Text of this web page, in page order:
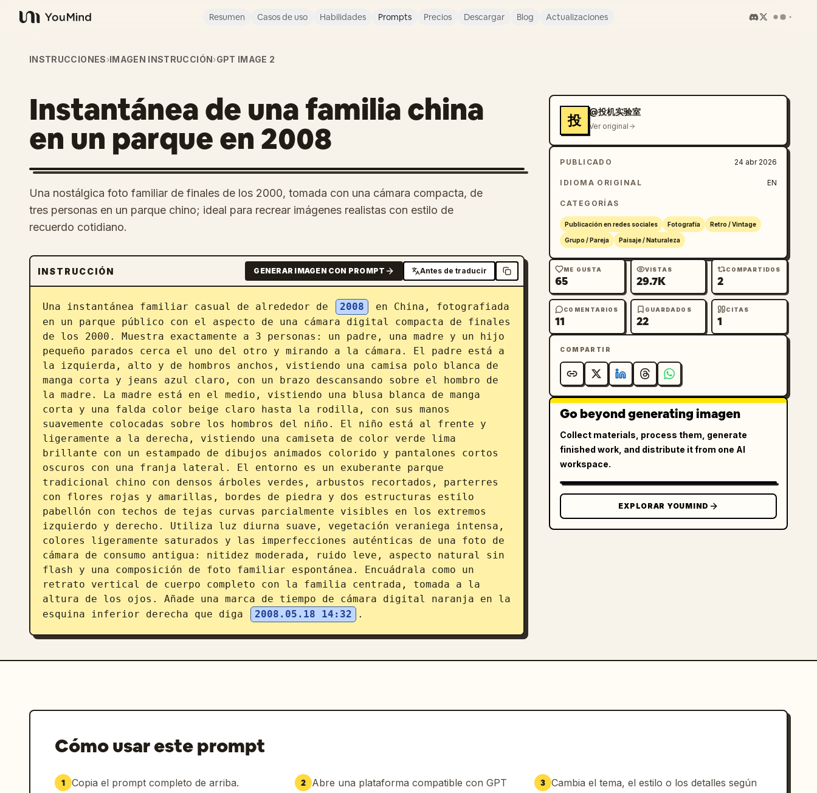
YouMind
Resumen Casos de uso Habilidades Prompts Precios Descargar Blog Actualizaciones
INSTRUCCIONES›IMAGEN INSTRUCCIÓN›GPT IMAGE 2
Instantánea de una familia china
en un parque en 2008
Una nostálgica foto familiar de finales de los 2000, tomada con una cámara compacta, de
tres personas en un parque chino; ideal para recrear imágenes realistas con estilo de
recuerdo cotidiano.
INSTRUCCIÓN GENERAR IMAGEN CON PROMPT Antes de traducir
Una instantánea familiar casual de alrededor de 2008
en China, fotografiada
en un parque público con el aspecto de una cámara digital compacta de finales
de los 2000. Muestra exactamente a 3 personas: un padre, una madre y un hijo
pequeño parados cerca el uno del otro y mirando a la cámara. El padre está a
la izquierda, alto y de hombros anchos, vistiendo una camisa polo blanca de
manga corta y jeans azul claro, con un brazo descansando sobre el hombro de
la madre. La madre está en el medio, vistiendo una blusa blanca de manga
corta y una falda color beige claro hasta la rodilla, con sus manos
suavemente colocadas sobre los hombros del niño. El niño está al frente y
ligeramente a la derecha, vistiendo una camiseta de color verde lima
brillante con un estampado de dibujos animados colorido y pantalones cortos
oscuros con una franja lateral. El entorno es un exuberante parque
tradicional chino con densos árboles verdes, arbustos recortados, parterres
con flores rojas y amarillas, bordes de piedra y dos estructuras estilo
pabellón con techos de tejas curvas parcialmente visibles en los extremos
izquierdo y derecho. Utiliza luz diurna suave, vegetación veraniega intensa,
colores ligeramente saturados y las imperfecciones auténticas de una foto de
cámara de consumo antigua: nitidez moderada, ruido leve, aspecto natural sin
flash y una composición de foto familiar espontánea. Encuádrala como un
retrato vertical de cuerpo completo con la familia centrada, tomada a la
altura de los ojos. Añade una marca de tiempo de cámara digital naranja en la
esquina inferior derecha que diga
2008.05.18 14:32 .
投
@投机实验室
Ver original
PUBLICADO 24 abr 2026
IDIOMA ORIGINAL EN
CATEGORÍAS
Publicación en redes sociales Fotografía Retro / Vintage
Grupo / Pareja Paisaje / Naturaleza
ME GUSTA
65
VISTAS
29.7K
COMPARTIDOS
2
COMENTARIOS
11
GUARDADOS
22
CITAS
1
COMPARTIR
Go beyond generating imagen
Collect materials, process them, generate
finished work, and distribute it from one AI
workspace.
EXPLORAR YOUMIND
Cómo usar este prompt
1 Copia el prompt completo de arriba. 2 Abre una plataforma compatible con GPT
3 Cambia el tema, el estilo o los detalles según